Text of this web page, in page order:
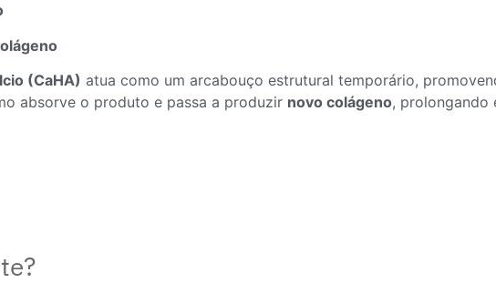
(CaHA) atua como um arcabouço estrutural temporário,
absorve o produto e passa a produzir novo colágeno, prolongando